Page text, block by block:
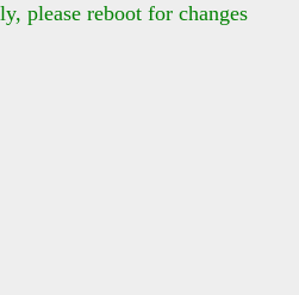
please reboot for changes